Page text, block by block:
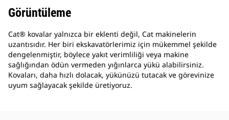
Görüntüleme
Cat® kovalar yalnızca bir eklenti değil, Cat makinelerin
uzantısıdır. Her biri ekskavatörlerimiz için mükemmel şekilde
dengelenmiştir, böylece yakıt verimliliği veya makine
sağlığından ödün vermeden yığınlarca yükü alabilirsiniz.
Kovaları, daha hızlı dolacak, yükünüzü tutacak ve görevinize
uyum sağlayacak şekilde üretiyoruz.